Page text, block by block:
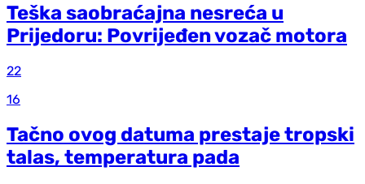
Teška saobraćajna nesreća u
Prijedoru: Povrijeđen vozač motora
22
16
Tačno ovog datuma prestaje tropski
talas, temperatura pada